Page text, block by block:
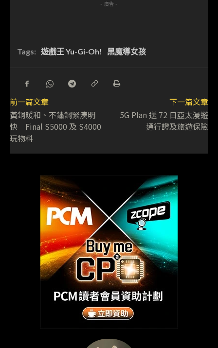
- 廣告 -
Tags: 遊戲王 Yu-Gi-Oh! 黑魔導女孩
前一篇文章
黃銅暖和、不鏽鋼緊湊明
快 Final S5000 及 S4000
玩物料
下一篇文章
5G Plan 送 72 日亞太漫遊
通行證及旅遊保險